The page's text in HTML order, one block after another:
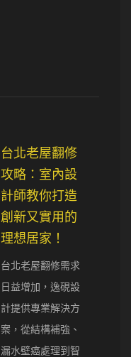
台北老屋翻修
攻略：室內設
計師教你打造
創新又實用的
理想居家！
台北老屋翻修需求
日益增加，逸硯設
計提供專業解決方
案，從結構補強、
漏水壁癌處理到智